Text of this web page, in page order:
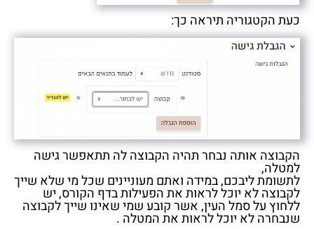
כעת הקטגוריה תיראה כך:
הקבוצה אותה נבחר תהיה הקבוצה לה תתאפשר גישה
למטלה,
לתשומת ליבכם, במידה ואתם מעוניינים שכל מי שלא שייך
לקבוצה לא יוכל לראות את הפעילות בדף הקורס, יש
ללחוץ על סמל העין, אשר קובע שמי שאינו שייך לקבוצה
שנבחרה לא יוכל לראות את המטלה .